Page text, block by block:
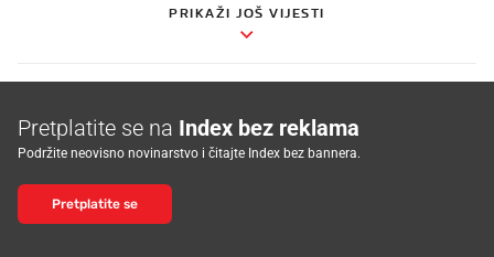
PRIKAŽI JOŠ VIJESTI
Pretplatite se na Index bez reklama
Podržite neovisno novinarstvo i čitajte Index bez bannera.
Pretplatite se